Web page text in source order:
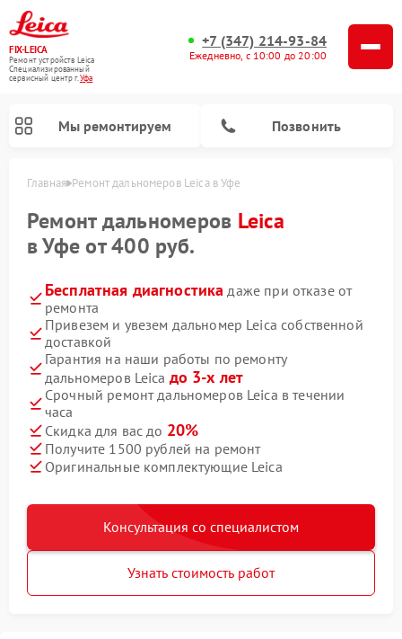
FIX-LEICA
Ремонт устройств Leica
Специализированный
cервисный центр г.Уфа
+7 (347) 214-93-84
Ежедневно, с 10:00 до 20:00
Мы ремонтируем Позвонить
Главная Ремонт дальномеров Leica в Уфе
Ремонт дальномеров Leica
в Уфе от 400 руб.
Бесплатная диагностика даже при отказе от
ремонта
Привезем и увезем дальномер Leica собственной
доставкой
Гарантия на наши работы по ремонту
дальномеров Leica до 3-х лет
Срочный ремонт дальномеров Leica в течении
часа
Скидка для вас до 20%
Получите 1500 рублей на ремонт
Оригинальные комплектующие Leica
Консультация со специалистом
Узнать стоимость работ